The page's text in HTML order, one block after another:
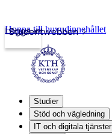
Studentwebben
Logga in
Hoppa till huvudinnehållet
Studier
Stöd och vägledning
IT och digitala tjänster